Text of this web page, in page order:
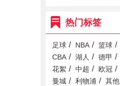
热门标签
足球 / NBA / 篮球 /
CBA / 湖人 / 德甲 /
花絮 / 中超 / 欧冠 /
曼城 / 利物浦 / 其他